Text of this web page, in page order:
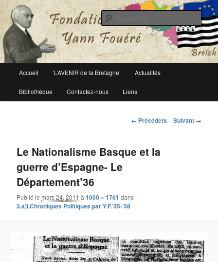
Fondation Yann Fouéré
Le site officiel de la fondation Yann Fouéré
principal
Aller
au
Accueil ‘L’AVENIR de la Bretagne’ Actualités
Bibliothèque Contactez-nous Liens
Navigation
← Précédent Suivant →
Le Nationalisme Basque et la
guerre d’Espagne- Le
Département’36
Publié lemars 24, 2011 à1000 × 1761 dans
3.a)i.Chroniques Politiques par Y.F.’35-’38